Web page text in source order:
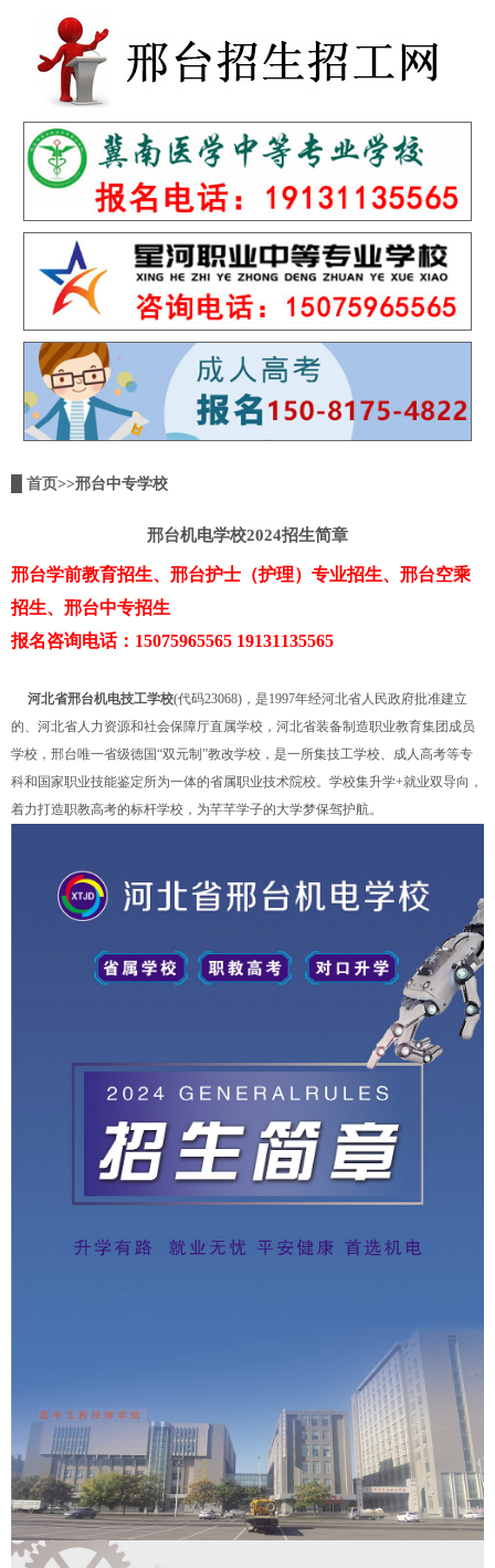
首页>>邢台中专学校
邢台机电学校2024招生简章
邢台学前教育招生、邢台护士（护理）专业招生、邢台空乘
招生、邢台中专招生
报名咨询电话：15075965565 19131135565
河北省邢台机电技工学校(代码23068)，是1997年经河北省人民政府批准建立
的、河北省人力资源和社会保障厅直属学校，河北省装备制造职业教育集团成员
学校，邢台唯一省级德国“双元制”教改学校，是一所集技工学校、成人高考等专
科和国家职业技能鉴定所为一体的省属职业技术院校。学校集升学+就业双导向，
着力打造职教高考的标杆学校，为芊芊学子的大学梦保驾护航。